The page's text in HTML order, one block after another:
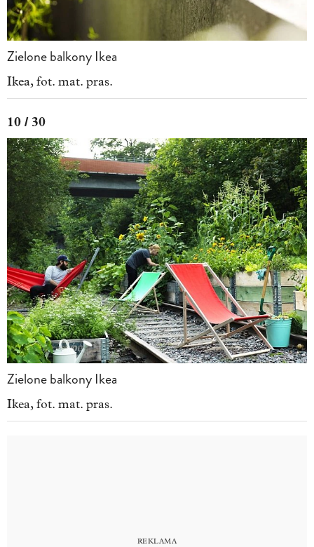
Zielone balkony Ikea
Ikea, fot. mat. pras.
10 / 30
Zielone balkony Ikea
Ikea, fot. mat. pras.